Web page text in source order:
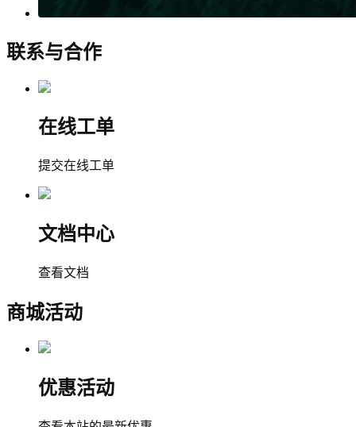
联系与合作
在线工单
提交在线工单
文档中心
查看文档
商城活动
优惠活动